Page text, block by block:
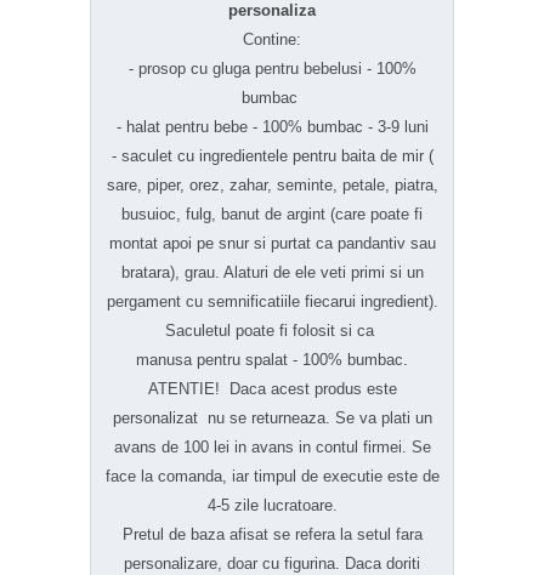
personaliza
Contine:
- prosop cu gluga pentru bebelusi - 100%
bumbac
- halat pentru bebe - 100% bumbac - 3-9 luni
- saculet cu ingredientele pentru baita de mir (
sare, piper, orez, zahar, seminte, petale, piatra,
busuioc, fulg, banut de argint (care poate fi
montat apoi pe snur si purtat ca pandantiv sau
bratara), grau. Alaturi de ele veti primi si un
pergament cu semnificatiile fiecarui ingredient).
Saculetul poate fi folosit si ca
manusa pentru spalat - 100% bumbac.
ATENTIE! Daca acest produs este
personalizat nu se returneaza. Se va plati un
avans de 100 lei in avans in contul firmei. Se
face la comanda, iar timpul de executie este de
4-5 zile lucratoare.
Pretul de baza afisat se refera la setul fara
personalizare, doar cu figurina. Daca doriti